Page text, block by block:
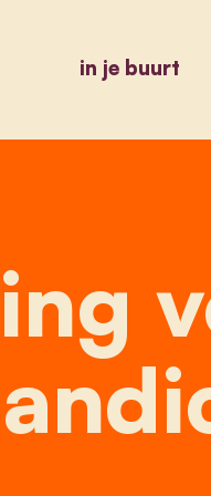
in je buurt
voor personen met